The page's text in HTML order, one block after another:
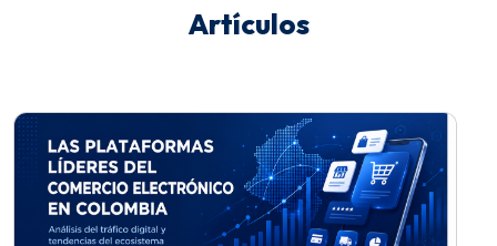
Artículos